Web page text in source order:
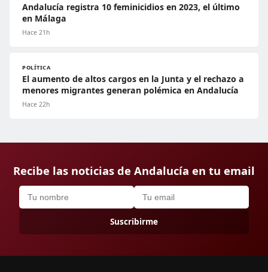
Andalucía registra 10 feminicidios en 2023, el último
en Málaga
Hace 21h
POLÍTICA
El aumento de altos cargos en la Junta y el rechazo a
menores migrantes generan polémica en Andalucía
Hace 22h
Recibe las noticias de Andalucía en tu email
Suscribirme